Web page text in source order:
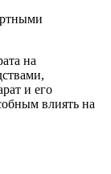
на
и его
влиять на